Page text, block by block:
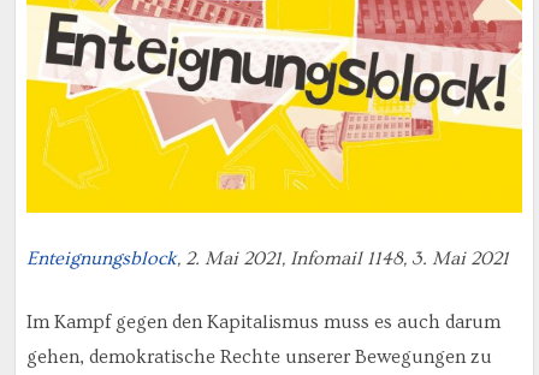
Enteignungsblock, 2. Mai 2021, Infomail 1148, 3. Mai 2021
Im Kampf gegen den Kapitalismus muss es auch darum
gehen, demokratische Rechte unserer Bewegungen zu